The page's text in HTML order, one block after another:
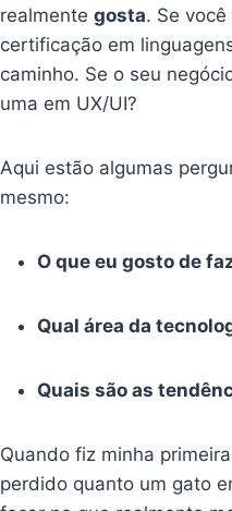
realmentegosta. Se
certificação em
caminho. Se o seu
uma em UX/UI?
Aqui estão algumas
mesmo:
O que eu gosto de
Qual área da
Quais são as
Quando fiz minha
perdido quanto um gato